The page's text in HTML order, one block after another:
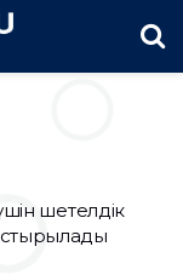
шетелдік